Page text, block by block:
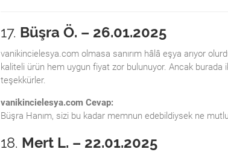
17. Büşra Ö. – 26.01.2025
vanikincielesya.com olmasa sanırım hâlâ eşya arıyor
kaliteli ürün hem uygun fiyat zor bulunuyor. Ancak burada
teşekkürler.
vanikincielesya.com Cevap:
Büşra Hanım, sizi bu kadar memnun edebildiysek ne
18. Mert L. – 22.01.2025